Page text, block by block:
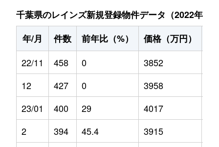
千葉県のレインズ新規登録物件データ（2022年11
年/月
件数 前年比（%） 価格（万円）
22/11
458 0 3852
12
427 0 3958
23/01
400 29 4017
2
394 45.4 3915